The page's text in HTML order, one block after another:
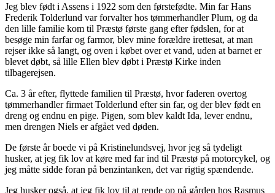
Jeg blev født i Assens i 1922 som den førstefødte. Min far Hans
Frederik Tolderlund var forvalter hos tømmerhandler Plum, og da
den lille familie kom til Præstø første gang efter fødslen, for at
besøge min farfar og farmor, blev mine forældre irettesat, at man
rejser ikke så langt, og oven i købet over et vand, uden at barnet er
blevet døbt, så lille Ellen blev døbt i Præstø Kirke inden
tilbagerejsen.
Ca. 3 år efter, flyttede familien til Præstø, hvor faderen overtog
tømmerhandler firmaet Tolderlund efter sin far, og der blev født en
dreng og endnu en pige. Pigen, som blev kaldt Ida, lever endnu,
men drengen Niels er afgået ved døden.
De første år boede vi på Kristinelundsvej, hvor jeg så tydeligt
husker, at jeg fik lov at køre med far ind til Præstø på motorcykel, og
jeg måtte sidde foran på benzintanken, det var rigtig spændende.
Jeg husker også, at jeg fik lov til at rende op på gården hos Rasmus